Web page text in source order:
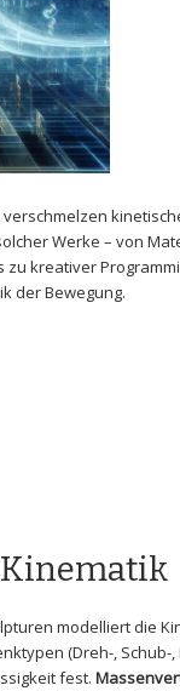
Werke – von⁢
kreativer
⁣der‍ Bewegung.
modelliert die
(Dreh-, Schub-
fest.